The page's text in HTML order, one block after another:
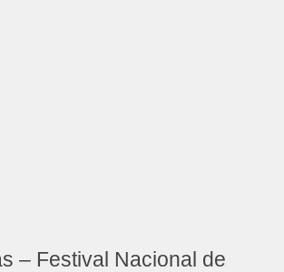
– Festival Nacional de